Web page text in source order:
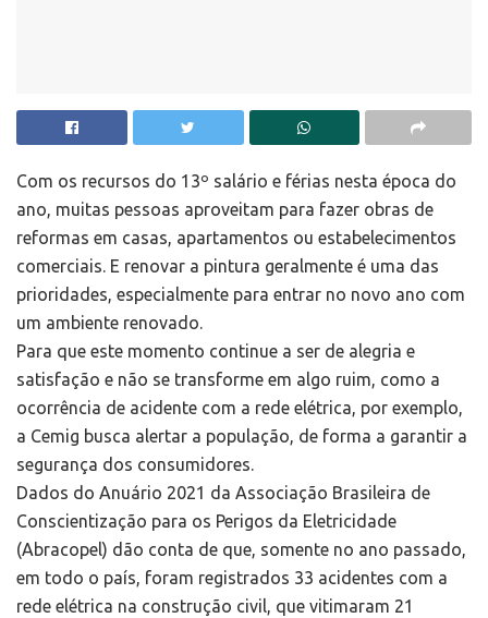
Com os recursos do 13º salário e férias nesta época do
ano, muitas pessoas aproveitam para fazer obras de
reformas em casas, apartamentos ou estabelecimentos
comerciais. E renovar a pintura geralmente é uma das
prioridades, especialmente para entrar no novo ano com
um ambiente renovado.
Para que este momento continue a ser de alegria e
satisfação e não se transforme em algo ruim, como a
ocorrência de acidente com a rede elétrica, por exemplo,
a Cemig busca alertar a população, de forma a garantir a
segurança dos consumidores.
Dados do Anuário 2021 da Associação Brasileira de
Conscientização para os Perigos da Eletricidade
(Abracopel) dão conta de que, somente no ano passado,
em todo o país, foram registrados 33 acidentes com a
rede elétrica na construção civil, que vitimaram 21